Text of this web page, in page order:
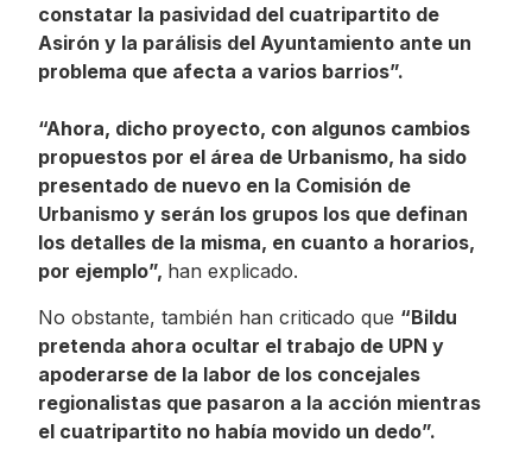
constatar la pasividad del cuatripartito de
Asirón y la parálisis del Ayuntamiento ante un
problema que afecta a varios barrios”.
“Ahora, dicho proyecto, con algunos cambios
propuestos por el área de Urbanismo, ha sido
presentado de nuevo en la Comisión de
Urbanismo y serán los grupos los que definan
los detalles de la misma, en cuanto a horarios,
por ejemplo”, han explicado.
No obstante, también han criticado que “Bildu
pretenda ahora ocultar el trabajo de UPN y
apoderarse de la labor de los concejales
regionalistas que pasaron a la acción mientras
el cuatripartito no había movido un dedo”.